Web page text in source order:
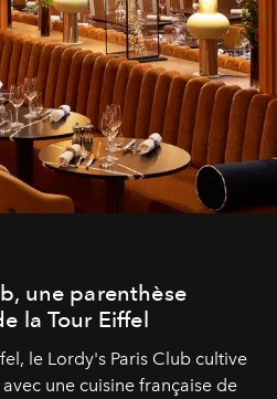
une parenthèse
la Tour Eiffel
le Lordy's Paris Club cultive
une cuisine française de